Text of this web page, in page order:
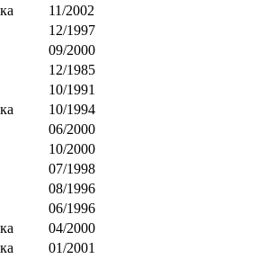
11/2002
12/1997
09/2000
12/1985
10/1991
10/1994
06/2000
10/2000
07/1998
08/1996
06/1996
04/2000
01/2001